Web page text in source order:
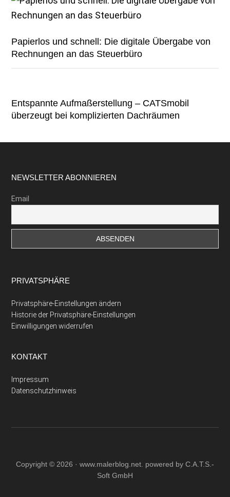
Papierlos und schnell: Die digitale Übergabe von
Rechnungen an das Steuerbüro
Entspannte Aufmaßerstellung – CATSmobil
überzeugt bei komplizierten Dachräumen
Footer
NEWSLETTER ABONNIEREN
Email
PRIVATSPHÄRE
Privatsphäre-Einstellungen ändern
Historie der Privatsphäre-Einstellungen
Einwilligungen widerrufen
KONTAKT
Impressum
Datenschutzhinweis
Copyright © 2026 · www.malerblog.net. powered by C.A.T.S.-
Soft GmbH